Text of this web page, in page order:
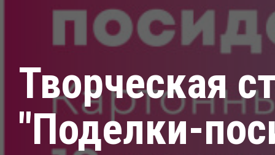
Творческая
"Поделки-